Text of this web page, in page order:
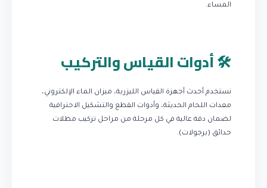
المساء.
🛠️ أدوات القياس والتركيب
نستخدم أحدث أجهزة القياس الليزرية، ميزان الماء الإلكتروني،
معدات اللحام الحديثة، وأدوات القطع والتشكيل الاحترافية
لضمان دقة عالية في كل مرحلة من مراحل تركيب مظلات
حدائق (برجولات).